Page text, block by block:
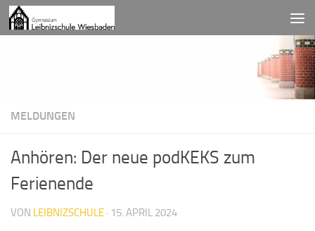
Zum Inhalt springen
MELDUNGEN
Anhören: Der neue podKEKS zum
Ferienende
VON LEIBNIZSCHULE · 15. APRIL 2024